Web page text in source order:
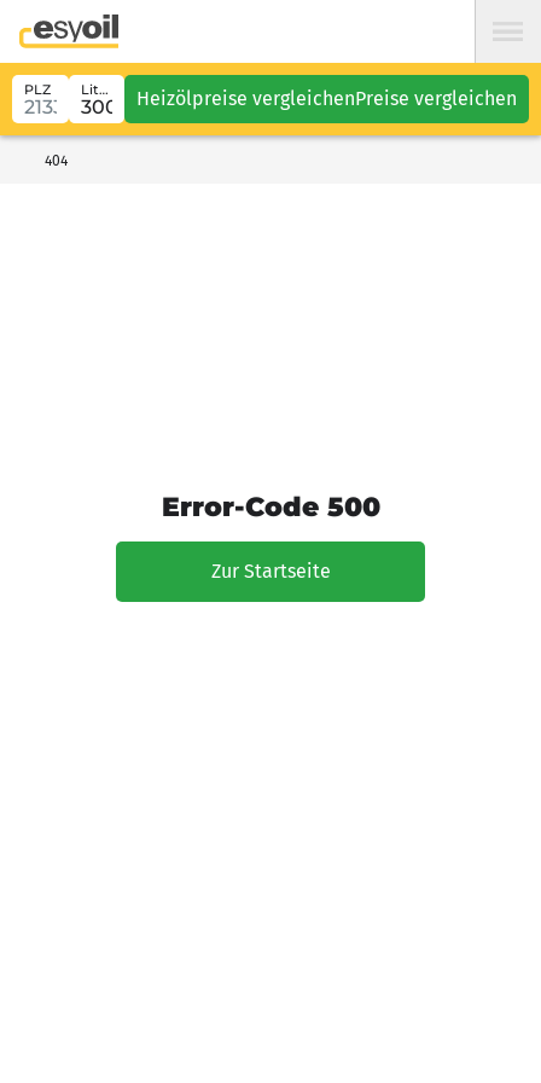
PLZ Liter Heizölpreise vergleichenPreise vergleichen
404
Error-Code 500
Zur Startseite